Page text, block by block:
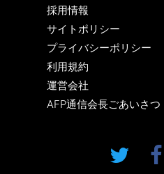
採用情報
サイトポリシー
プライバシーポリシー
利用規約
運営会社
AFP通信会長ごあいさつ